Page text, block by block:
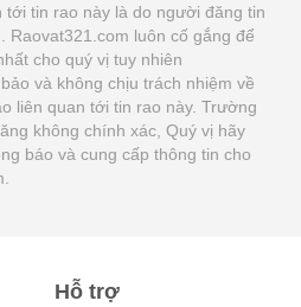
tới tin rao này là do người đăng tin
Raovat321.com luôn cố gắng để
cho quý vị tuy nhiên
và không chịu trách nhiệm về
liên quan tới tin rao này. Trường
không chính xác, Quý vị hãy
báo và cung cấp thông tin cho
Hỗ trợ